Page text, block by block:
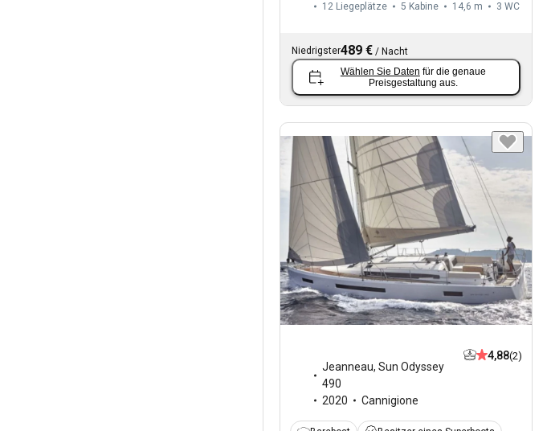
12 Liegeplätze 5 Kabine 14,6 m 3 WC
Niedrigster489 € / Nacht
Wählen Sie Daten für die genaue
Preisgestaltung aus.
Jeanneau, Sun Odyssey
490
2020
Cannigione
4,88(2)